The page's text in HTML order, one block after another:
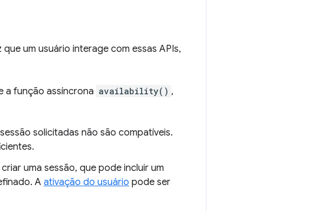
um usuário interage com essas APIs,
a função assíncrona availability() ,
solicitadas não são compatíveis.
uma sessão, que pode incluir um
A ativação do usuário pode ser